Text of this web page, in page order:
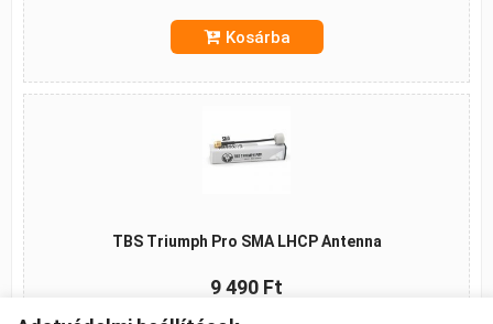
Kosárba
TBS Triumph Pro SMA LHCP Antenna
9 490 Ft